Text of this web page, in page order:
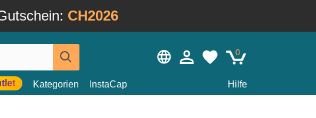
CH2026
0
Kategorien InstaCap Hilfe